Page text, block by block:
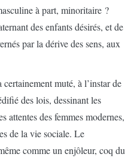
à part, minoritaire ?
des enfants désirés, et de
par la dérive des sens, aux
muté, à l’instar de
des lois, dessinant les
attentes des femmes modernes,
de la vie sociale. Le
comme un enjôleur, coq du